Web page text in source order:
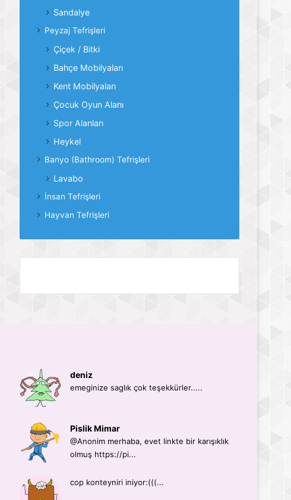
Sandalye
Peyzaj Tefrişleri
Çiçek / Bitki
Bahçe Mobilyaları
Kent Mobilyaları
Çocuk Oyun Alanı
Spor Alanları
Heykel
Banyo (Bathroom) Tefrişleri
Lavabo
İnsan Tefrişleri
Hayvan Tefrişleri
deniz
emeginize saglık çok teşekkürler.....
Pislik Mimar
@Anonim merhaba, evet linkte bir karışıklık
olmuş https://pi...
cop konteyniri iniyor:(((...